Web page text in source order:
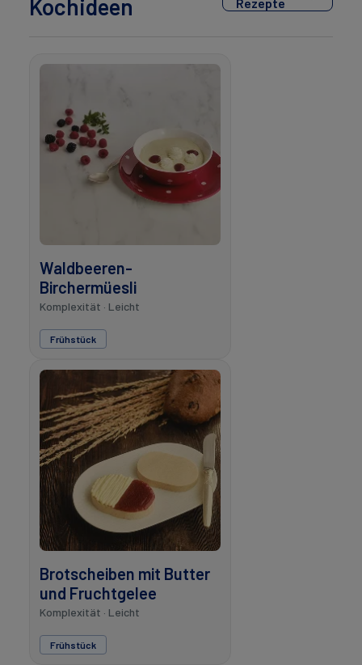
Kochideen
Waldbeeren-
Birchermüesli
Komplexität · Leicht
Frühstück
Brotscheiben mit Butter
und Fruchtgelee
Komplexität · Leicht
Frühstück